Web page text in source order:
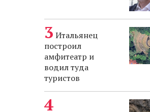
Итальянец
построил
амфитеатр и
водил туда
туристов